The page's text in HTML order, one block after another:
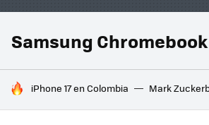
Samsung Chromebook
HOY SE HABLA DE
iPhone 17 en Colombia Mark